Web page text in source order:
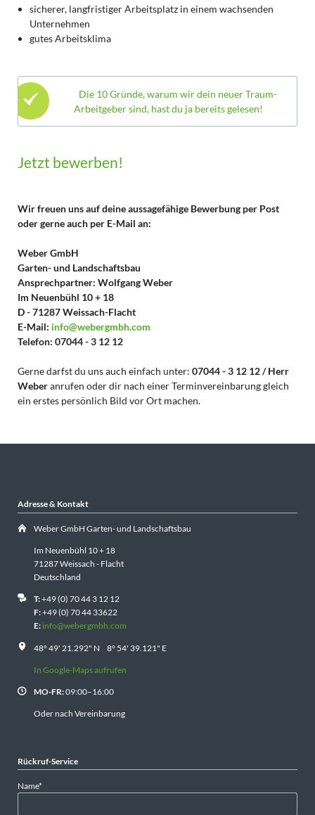
sicherer, langfristiger Arbeitsplatz in einem wachsenden
Unternehmen
gutes Arbeitsklima
Die 10 Gründe, warum wir dein neuer Traum-
Arbeitgeber sind, hast du ja bereits gelesen!
Jetzt bewerben!
Wir freuen uns auf deine aussagefähige Bewerbung per Post
oder gerne auch per E-Mail an:
Weber GmbH
Garten- und Landschaftsbau
Ansprechpartner: Wolfgang Weber
Im Neuenbühl 10 + 18
D - 71287 Weissach-Flacht
E-Mail: info@webergmbh.com
Telefon: 07044 - 3 12 12
Gerne darfst du uns auch einfach unter: 07044 - 3 12 12 / Herr
Weberanrufen oder dir nach einer Terminvereinbarung gleich
ein erstes persönlich Bild vor Ort machen.
Adresse & Kontakt
Weber GmbH Garten- und Landschaftsbau
Im Neuenbühl 10 + 18
71287 Weissach - Flacht
Deutschland
T:+49 (0) 70 44 3 12 12
F:+49 (0) 70 44 33622
E: info@webergmbh.com
48° 49' 21.292" N 8° 54' 39.121" E
In Google-Maps aufrufen
MO-FR:09:00–16:00
Oder nach Vereinbarung
Rückruf-Service
Pflichtfeld
Name*